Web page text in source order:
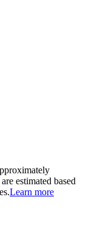
estimated based
Learn more